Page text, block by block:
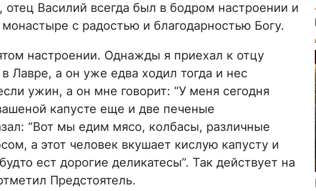
отец Василий всегда был в бодром настроении и
с радостью и благодарностью Богу.
настроении. Однажды я приехал к отцу
Лавре, а он уже едва ходил тогда и нес
ужин, а он мне говорит: “У меня сегодня
капусте еще и две печеные
“Вот мы едим мясо, колбасы, различные
а этот человек вкушает кислую капусту и
ест дорогие деликатесы”. Так действует на
Предстоятель.